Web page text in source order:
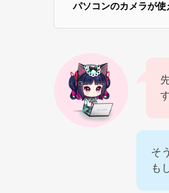
パソコンのカメラが使
そ
も